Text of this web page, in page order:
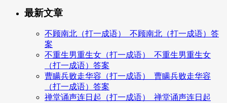
最新文章
不顾南北（打一成语）_不顾南北（打一成语）答
案
不重生男重生女（打一成语）_不重生男重生女
（打一成语）答案
曹瞒兵败走华容（打一成语）_曹瞒兵败走华容
（打一成语）答案
禅堂诵声连日起（打一成语）_禅堂诵声连日起